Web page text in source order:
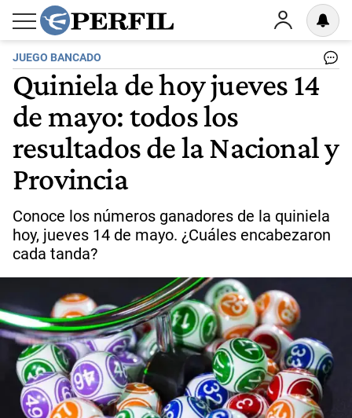
JUEGO BANCADO
Quiniela de hoy jueves 14
de mayo: todos los
resultados de la Nacional y
Provincia
Conoce los números ganadores de la quiniela
hoy, jueves 14 de mayo. ¿Cuáles encabezaron
cada tanda?